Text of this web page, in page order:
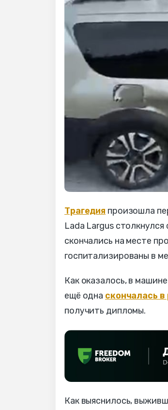
Трагедия произошла
Lada Largus
скончались на месте
госпитализированы в
Как оказалось, в машине
ещё одна скончалась
получить дипломы.
Как выяснилось,